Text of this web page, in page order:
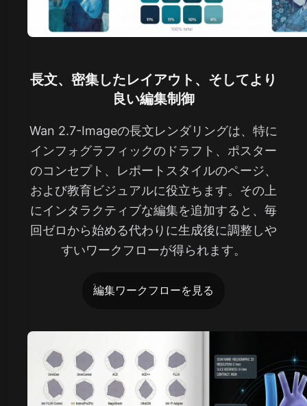
長文、密集したレイアウト、そしてより
良い編集制御
Wan 2.7-Imageの長文レンダリングは、特に
インフォグラフィックのドラフト、ポスター
のコンセプト、レポートスタイルのページ、
および教育ビジュアルに役立ちます。その上
にインタラクティブな編集を追加すると、毎
回ゼロから始める代わりに生成後に調整しや
すいワークフローが得られます。
編集ワークフローを見る